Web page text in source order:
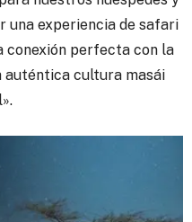
una experiencia de safari
conexión perfecta con la
auténtica cultura masái